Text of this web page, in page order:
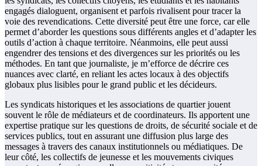
engagés dialoguent, organisent et parfois rivalisent pour tracer la
voie des revendications. Cette diversité peut être une force, car elle
permet d’aborder les questions sous différents angles et d’adapter les
outils d’action à chaque territoire. Néanmoins, elle peut aussi
engendrer des tensions et des divergences sur les priorités ou les
méthodes. En tant que journaliste, je m’efforce de décrire ces
nuances avec clarté, en reliant les actes locaux à des objectifs
globaux plus lisibles pour le grand public et les décideurs.
Les syndicats historiques et les associations de quartier jouent
souvent le rôle de médiateurs et de coordinateurs. Ils apportent une
expertise pratique sur les questions de droits, de sécurité sociale et de
services publics, tout en assurant une diffusion plus large des
messages à travers des canaux institutionnels ou médiatiques. De
leur côté, les collectifs de jeunesse et les mouvements civiques